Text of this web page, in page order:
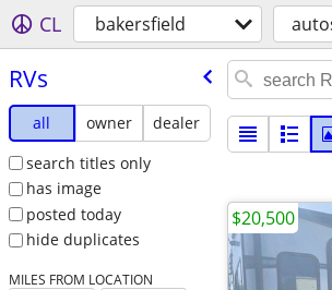
CL bakersfield
RVs
all owner
dealer
search titles only
has image
posted today
hide duplicates
MILES FROM LOCATION
$20,500